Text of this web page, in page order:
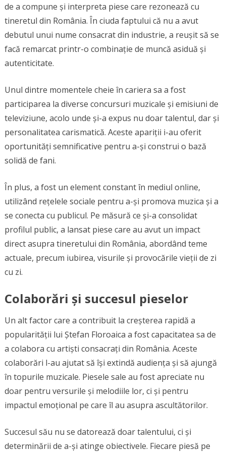
de a compune și interpreta piese care rezonează cu
tineretul din România. În ciuda faptului că nu a avut
debutul unui nume consacrat din industrie, a reușit să se
facă remarcat printr-o combinație de muncă asiduă și
autenticitate.
Unul dintre momentele cheie în cariera sa a fost
participarea la diverse concursuri muzicale și emisiuni de
televiziune, acolo unde și-a expus nu doar talentul, dar și
personalitatea carismatică. Aceste apariții i-au oferit
oportunități semnificative pentru a-și construi o bază
solidă de fani.
În plus, a fost un element constant în mediul online,
utilizând rețelele sociale pentru a-și promova muzica și a
se conecta cu publicul. Pe măsură ce și-a consolidat
profilul public, a lansat piese care au avut un impact
direct asupra tineretului din România, abordând teme
actuale, precum iubirea, visurile și provocările vieții de zi
cu zi.
Colaborări și succesul pieselor
Un alt factor care a contribuit la creșterea rapidă a
popularității lui Ștefan Floroaica a fost capacitatea sa de
a colabora cu artiști consacrați din România. Aceste
colaborări l-au ajutat să își extindă audiența și să ajungă
în topurile muzicale. Piesele sale au fost apreciate nu
doar pentru versurile și melodiile lor, ci și pentru
impactul emoțional pe care îl au asupra ascultătorilor.
Succesul său nu se datorează doar talentului, ci și
determinării de a-și atinge obiectivele. Fiecare piesă pe